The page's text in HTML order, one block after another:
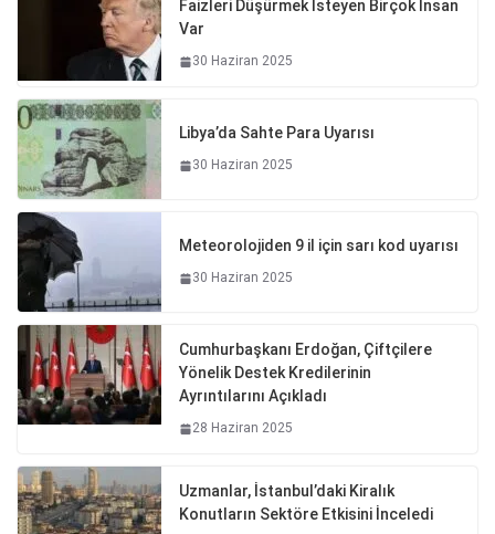
Faizleri Düşürmek İsteyen Birçok İnsan
Var
30 Haziran 2025
Libya’da Sahte Para Uyarısı
30 Haziran 2025
Meteorolojiden 9 il için sarı kod uyarısı
30 Haziran 2025
Cumhurbaşkanı Erdoğan, Çiftçilere
Yönelik Destek Kredilerinin
Ayrıntılarını Açıkladı
28 Haziran 2025
Uzmanlar, İstanbul’daki Kiralık
Konutların Sektöre Etkisini İnceledi